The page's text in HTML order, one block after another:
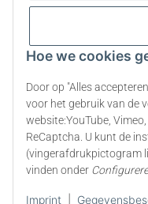
Hoe we cookies
Door op "Alles
voor het gebruik van de
website:YouTube,
ReCaptcha. U kunt de
(vingerafdrukpictogram
vinden onder
Imprint
* Alle prijzen zijn
© 2009-2026 All rights